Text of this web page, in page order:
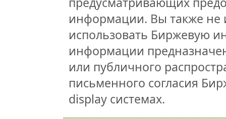
информации. Вы также не
использовать Биржевую
информации
или публичного
письменного согласия
display системах.